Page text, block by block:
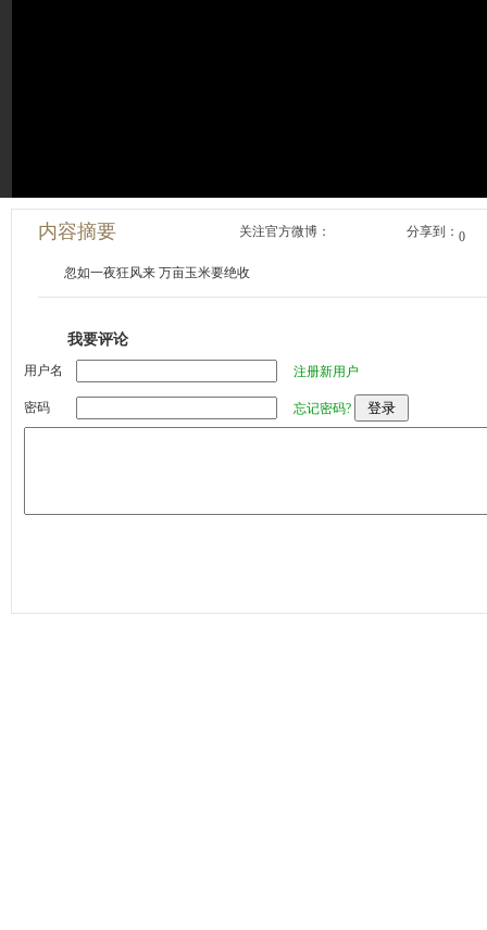
内容摘要 关注官方微博： 分享到： 0
忽如一夜狂风来 万亩玉米要绝收
我要评论
用户名 注册新用户
密码 忘记密码?